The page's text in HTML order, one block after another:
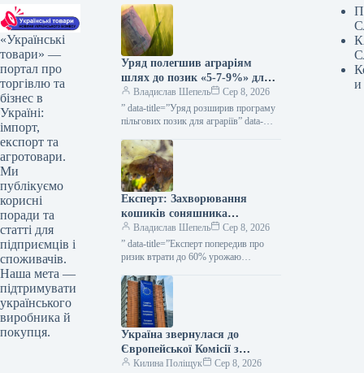
«Українські
товари» —
портал про
торгівлю та
бізнес в
Україні:
імпорт,
експорт та
агротовари.
Ми
публікуємо
корисні
поради та
статті для
підприємців і
споживачів.
Наша мета —
підтримувати
українського
виробника й
покупця.
Уряд полегшив аграріям
шлях до позик «5-7-9%» для
весняних посівних робіт та
виробничих завдань —
КУРКУЛЬ
Владислав Шепель
Сер 8, 2026
” data-title=”Уряд розширив програму
пільгових позик для аграріїв” data-
uryad-rozshiriv-programu-dostupnih-
kreditiv-dlya-fermeriv”> Уряд
розширив програму пільгових позик
для аграріїв 8 серпня 2026 53…
Експерт: Захворювання
кошиків соняшника
загрожують втратою до 60%
врожаю — KURKUL
Владислав Шепель
Сер 8, 2026
” data-title=”Експерт попередив про
ризик втрати до 60% урожаю
url=”https://kurkul.com/news/41847-
ekspert-poperediv-pro-rizik-vtrati-do-60-
urojayu-sonyashniku-cherez-gnili”>
Експерт повідомив про ймовірність
втрати до 60%…
Україна звернулася до
Європейської Комісії з
проханням про надання 220
Килина Поліщук Сер 8, 2026
и